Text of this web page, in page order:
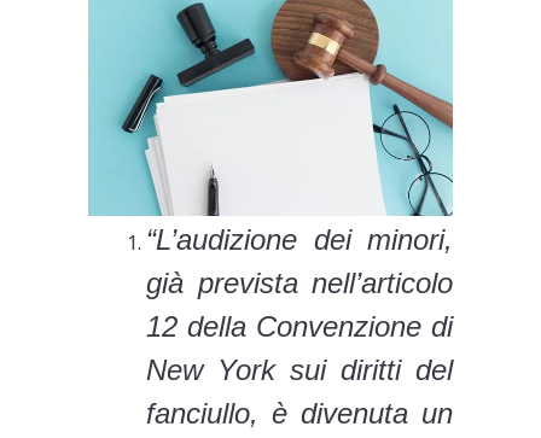
“L’audizione dei minori,
già prevista nell’articolo
12 della Convenzione di
New York sui diritti del
fanciullo, è divenuta un